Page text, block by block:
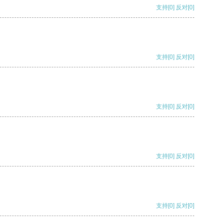
支持[0] 反对[0]
支持[0] 反对[0]
支持[0] 反对[0]
支持[0] 反对[0]
支持[0] 反对[0]